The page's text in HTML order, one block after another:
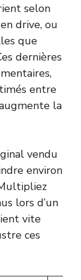
selon
drive, ou
que
dernières
entre
la
vendu
environ
lors d’un
vite
ces